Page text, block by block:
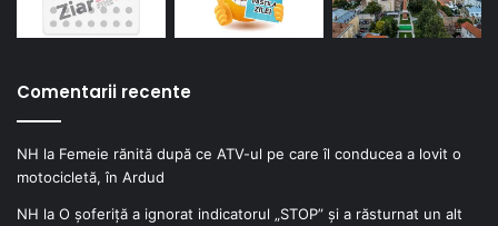
Comentarii recente
NH la Femeie rănită după ce ATV-ul pe care îl conducea a lovit o
motocicletă, în Ardud
NH la O șoferiță a ignorat indicatorul „STOP” și a răsturnat un alt